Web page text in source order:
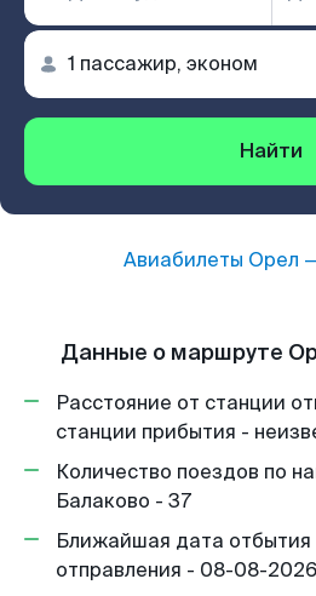
Найти
Авиабилеты Орел
Данные о маршруте
Расстояние от станции
станции прибытия -
Количество поездов по
Балаково - 37
Ближайшая дата отбытия
отправления - 08-08-2026